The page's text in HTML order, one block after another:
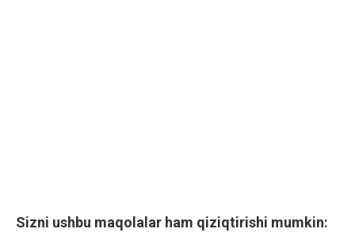
Sizni ushbu maqolalar ham qiziqtirishi mumkin: